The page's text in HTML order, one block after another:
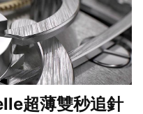
超薄雙秒追針